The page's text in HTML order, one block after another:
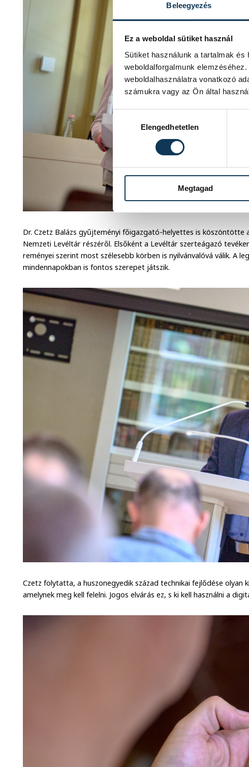
Beleegyezés
Ez a weboldal sütiket használ
Sütiket használunk a tartalmak
weboldalforgalmunk
weboldalhasználatra vonatkozó
számukra vagy az Ön által
Hozzájárulás kiválasztása
Elengedhetetlen
Megtagad
Dr. Czetz Balázs gyűjteményi főigazgató-helyettes is köszöntötte
Nemzeti Levéltár részéről. Elsőként a Levéltár szerteágazó
reményei szerint most szélesebb körben is nyilvánvalóvá válik. A
mindennapokban is fontos szerepet játszik.
Czetz folytatta, a huszonegyedik század technikai fejlődése olyan
amelynek meg kell felelni. Jogos elvárás ez, s ki kell használni a